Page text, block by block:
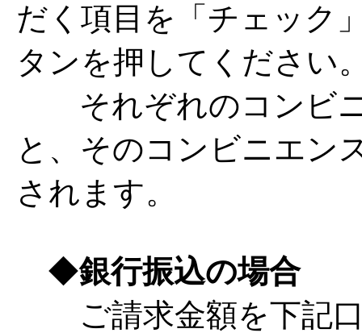
だく項目を「チェック
タンを押してください
それぞれのコンビニ
と、そのコンビニエン
されます。
◆銀行振込の場合
ご請求金額を下記口